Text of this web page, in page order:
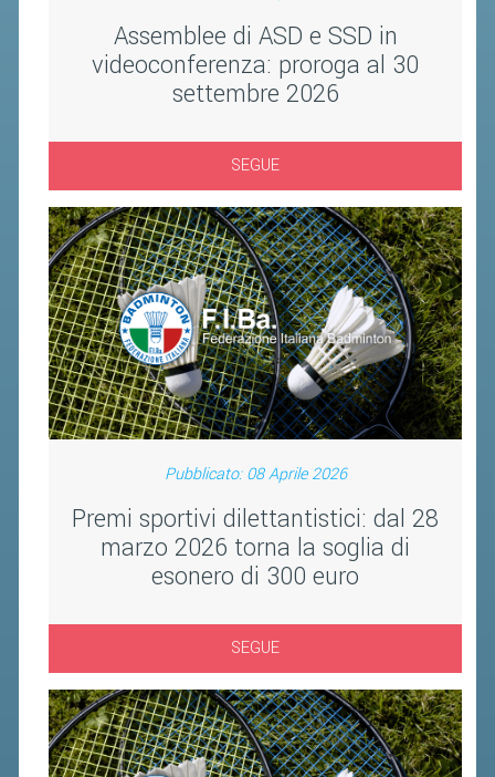
Assemblee di ASD e SSD in
videoconferenza: proroga al 30
settembre 2026
SEGUE
Pubblicato: 08 Aprile 2026
Premi sportivi dilettantistici: dal 28
marzo 2026 torna la soglia di
esonero di 300 euro
SEGUE
DIRIGENTI
CORSI
DOCUMENTAZIONE E RICERCA
CONVENZIONI UNIVERSITÀ
DOCENTI FORMATORI
(D)ISTANTI DI B@DMINTON
ALBI FEDERALI
FEDERAZIONE TRASPARENTE
AMMISSIONE, AFFILIAZIONE E
E TESSERATI
CONTROLLO IN ORDINE AL
REGOLARE SVOLGIMENTO DELLE
COMPETIZIONI E DEI CAMPIONATI
ATTIVITÀ RELATIVE ALLA
ALL'ALTO LIVELLO
UTILIZZAZIONE DEI CONTRIBUTI
PUBBLICI